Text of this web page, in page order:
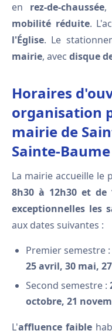
en rez-de-chaussée,
mobilité réduite.
l'Église. Le
mairie, avec disque
Horaires
organisation
mairie de
Sainte-Baume
La mairie accueille le
8h30 à 12h30 et de
exceptionnelles les
aux dates suivantes :
Premier semestre :
25 avril, 30 mai,
Second semestre :
octobre, 21
L'affluence faible